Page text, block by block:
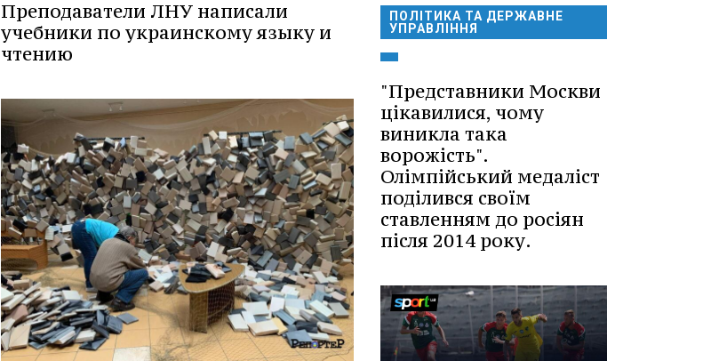
Преподаватели ЛНУ написали
учебники по украинскому языку и
чтению
ПОЛІТИКА ТА ДЕРЖАВНЕ
УПРАВЛІННЯ
"Представники Москви
цікавилися, чому
виникла така
ворожість".
Олімпійський медаліст
поділився своїм
ставленням до росіян
після 2014 року.